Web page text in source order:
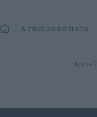
À PROPOS DE NOUS
Accueil